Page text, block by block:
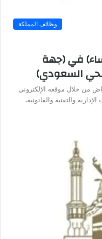
وظائف المملكة
في (جهة
السعودي)
من خلال موقعه الإلكتروني
والتقنية والقانونية،